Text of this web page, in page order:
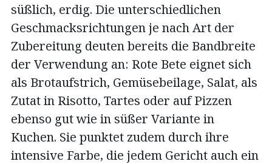
süßlich, erdig. Die unterschiedlichen
Geschmacksrichtungen je nach Art der
Zubereitung deuten bereits die Bandbreite
der Verwendung an: Rote Bete eignet sich
als Brotaufstrich, Gemüsebeilage, Salat, als
Zutat in Risotto, Tartes oder auf Pizzen
ebenso gut wie in süßer Variante in
Kuchen. Sie punktet zudem durch ihre
intensive Farbe, die jedem Gericht auch ein